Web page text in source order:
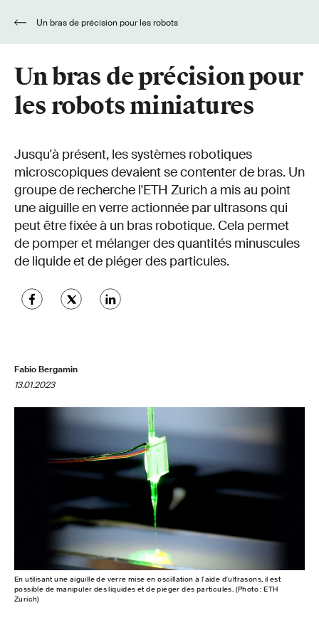
Un bras de précision pour
les robots miniatures
Jusqu'à présent, les systèmes robotiques
microscopiques devaient se contenter de bras. Un
groupe de recherche l'ETH Zurich a mis au point
une aiguille en verre actionnée par ultrasons qui
peut être fixée à un bras robotique. Cela permet
de pomper et mélanger des quantités minuscules
de liquide et de piéger des particules.
Fabio Bergamin
13.01.2023
En utilisant une aiguille de verre mise en oscillation à l'aide d'ultrasons, il est
possible de manipuler des liquides et de piéger des particules. (Photo : ETH
Zurich)